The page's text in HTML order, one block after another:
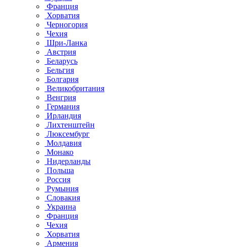
Франция
Хорватия
Черногория
Чехия
Шри-Ланка
Австрия
Беларусь
Бельгия
Болгария
Великобритания
Венгрия
Германия
Ирландия
Лихтенштейн
Люксембург
Молдавия
Монако
Нидерланды
Польша
Россия
Румыния
Словакия
Украина
Франция
Чехия
Хорватия
Армения